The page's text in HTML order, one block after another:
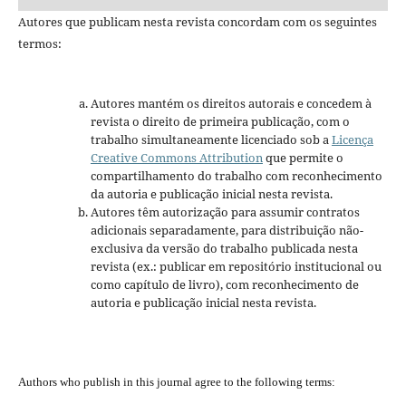
Autores que publicam nesta revista concordam com os seguintes
termos:
Autores mantém os direitos autorais e concedem à
revista o direito de primeira publicação, com o
trabalho simultaneamente licenciado sob a Licença
Creative Commons Attribution que permite o
compartilhamento do trabalho com reconhecimento
da autoria e publicação inicial nesta revista.
Autores têm autorização para assumir contratos
adicionais separadamente, para distribuição não-
exclusiva da versão do trabalho publicada nesta
revista (ex.: publicar em repositório institucional ou
como capítulo de livro), com reconhecimento de
autoria e publicação inicial nesta revista.
Authors who publish in this journal agree to the following terms: